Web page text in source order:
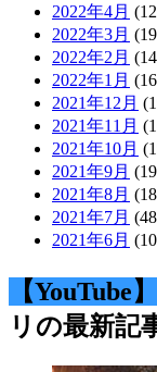
2022年4月
2022年3月
2022年2月
2022年1月
2021年12月
2021年11月
2021年10月
2021年9月
2021年8月
2021年7月
2021年6月
【YouTube
リの最新記